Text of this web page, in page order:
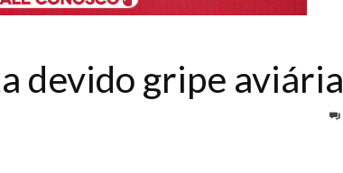
devido gripe aviária